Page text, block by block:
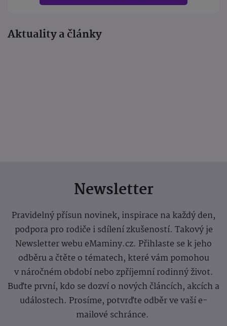
Aktuality a články
Newsletter
Pravidelný přísun novinek, inspirace na každý den,
podpora pro rodiče i sdílení zkušeností. Takový je
Newsletter webu eMaminy.cz. Přihlaste se k jeho
odběru a čtěte o tématech, které vám pomohou
v náročném období nebo zpříjemní rodinný život.
Buďte první, kdo se dozví o nových článcích, akcích a
událostech. Prosíme, potvrďte odběr ve vaší e-
mailové schránce.